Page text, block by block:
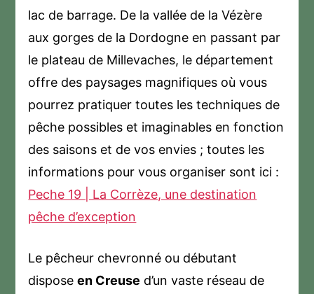
lac de barrage. De la vallée de la Vézère
aux gorges de la Dordogne en passant par
le plateau de Millevaches, le département
offre des paysages magnifiques où vous
pourrez pratiquer toutes les techniques de
pêche possibles et imaginables en fonction
des saisons et de vos envies ; toutes les
informations pour vous organiser sont ici :
Peche 19 | La Corrèze, une destination
pêche d’exception
Le pêcheur chevronné ou débutant
disposeen Creuse d’un vaste réseau de